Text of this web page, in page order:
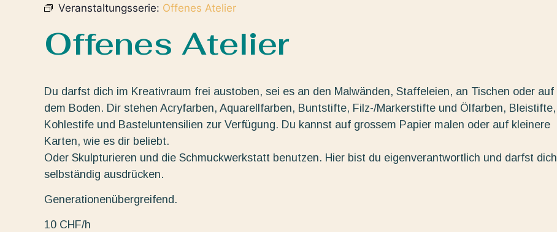
Veranstaltungsserie: Offenes Atelier
Offenes Atelier
Du darfst dich im Kreativraum frei austoben, sei es an den Malwänden, Staffeleien, an Tischen oder auf
dem Boden. Dir stehen Acryfarben, Aquarellfarben, Buntstifte, Filz-/Markerstifte und Ölfarben, Bleistifte,
Kohlestife und Basteluntensilien zur Verfügung. Du kannst auf grossem Papier malen oder auf kleinere
Karten, wie es dir beliebt.
Oder Skulpturieren und die Schmuckwerkstatt benutzen. Hier bist du eigenverantwortlich und darfst dich
selbständig ausdrücken.
Generationenübergreifend.
10 CHF/h